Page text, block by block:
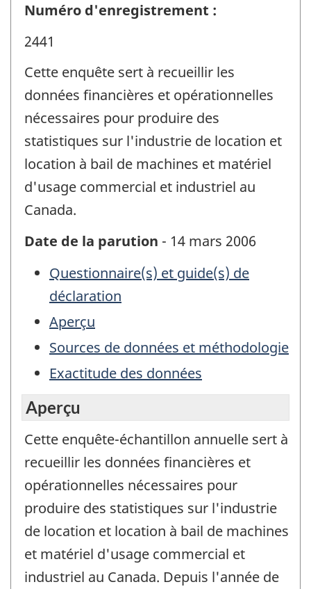
Numéro d'enregistrement :
2441
Cette enquête sert à recueillir les
données financières et opérationnelles
nécessaires pour produire des
statistiques sur l'industrie de location et
location à bail de machines et matériel
d'usage commercial et industriel au
Canada.
Date de la parution - 14 mars 2006
Questionnaire(s) et guide(s) de
déclaration
Aperçu
Sources de données et méthodologie
Exactitude des données
Aperçu
Cette enquête-échantillon annuelle sert à
recueillir les données financières et
opérationnelles nécessaires pour
produire des statistiques sur l'industrie
de location et location à bail de machines
et matériel d'usage commercial et
industriel au Canada. Depuis l'année de